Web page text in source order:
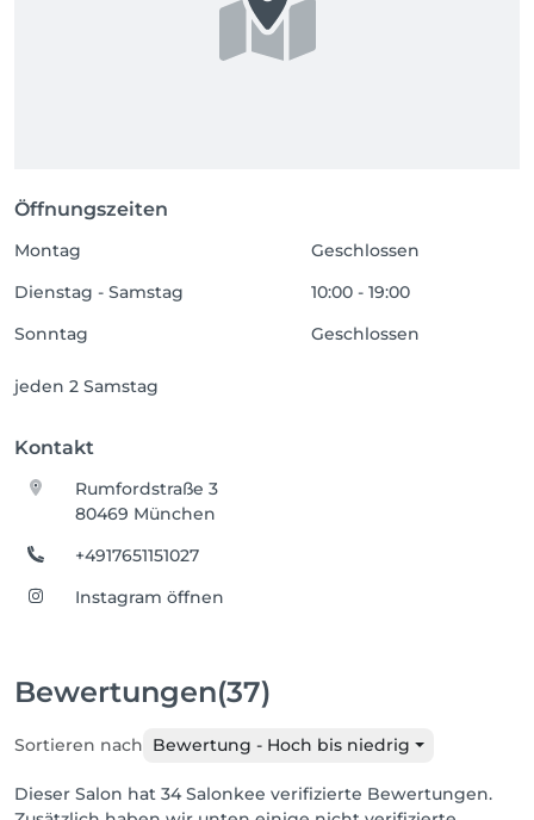
Öffnungszeiten
Montag
Geschlossen
Dienstag - Samstag
10:00 - 19:00
Sonntag
Geschlossen
jeden 2 Samstag
Kontakt
Rumfordstraße 3
80469 München
+4917651151027
Instagram öffnen
Bewertungen(37)
Sortieren nach Bewertung - Hoch bis niedrig
Dieser Salon hat 34 Salonkee verifizierte Bewertungen.